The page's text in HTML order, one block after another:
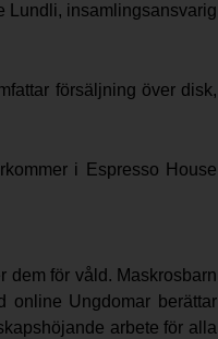
Lundli, insamlingsansvarig
försäljning över disk,
i Espresso House
dem för våld. Maskrosbarn
online Ungdomar berättar
arbete för alla